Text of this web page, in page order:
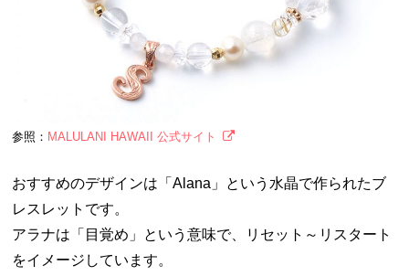
参照： MALULANI HAWAII 公式サイト
おすすめのデザインは「Alana」という水晶で作られたブ
レスレットです。
アラナは「目覚め」という意味で、リセット～リスタート
をイメージしています。